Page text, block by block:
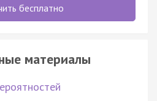
бесплатно
материалы